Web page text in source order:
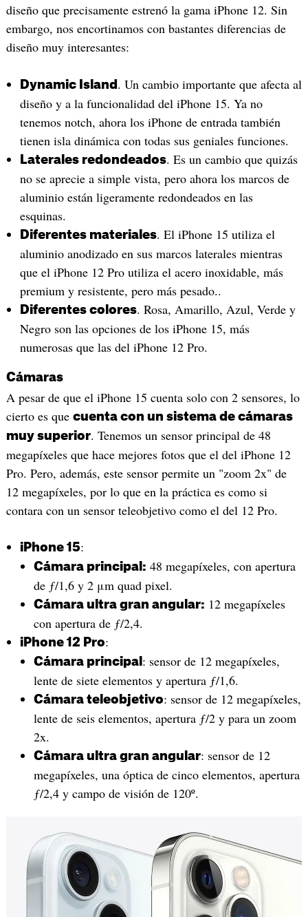
diseño que precisamente estrenó la gama iPhone 12. Sin
embargo, nos encortinamos con bastantes diferencias de
diseño muy interesantes:
Dynamic Island . Un cambio importante que afecta al
diseño y a la funcionalidad del iPhone 15. Ya no
tenemos notch, ahora los iPhone de entrada también
tienen isla dinámica con todas sus geniales funciones.
Laterales redondeados. Es un cambio que quizás
no se aprecie a simple vista, pero ahora los marcos de
aluminio están ligeramente redondeados en las
esquinas.
Diferentes materiales. El iPhone 15 utiliza el
aluminio anodizado en sus marcos laterales mientras
que el iPhone 12 Pro utiliza el acero inoxidable, más
premium y resistente, pero más pesado..
Diferentes colores. Rosa, Amarillo, Azul, Verde y
Negro son las opciones de los iPhone 15, más
numerosas que las del iPhone 12 Pro.
Cámaras
A pesar de que el iPhone 15 cuenta solo con 2 sensores, lo
cierto es que cuenta con un sistema de cámaras
muy superior. Tenemos un sensor principal de 48
megapíxeles que hace mejores fotos que el del iPhone 12
Pro. Pero, además, este sensor permite un "zoom 2x" de
12 megapíxeles, por lo que en la práctica es como si
contara con un sensor teleobjetivo como el del 12 Pro.
iPhone 15:
Cámara principal: 48 megapíxeles, con apertura
de ƒ/1,6 y 2 μm quad pixel.
Cámara ultra gran angular: 12 megapíxeles
con apertura de ƒ/2,4.
iPhone 12 Pro:
Cámara principal : sensor de 12 megapíxeles,
lente de siete elementos y apertura ƒ/1,6.
Cámara teleobjetivo: sensor de 12 megapíxeles,
lente de seis elementos, apertura ƒ/2 y para un zoom
2x.
Cámara ultra gran angular: sensor de 12
megapíxeles, una óptica de cinco elementos, apertura
ƒ/2,4 y campo de visión de 120º.